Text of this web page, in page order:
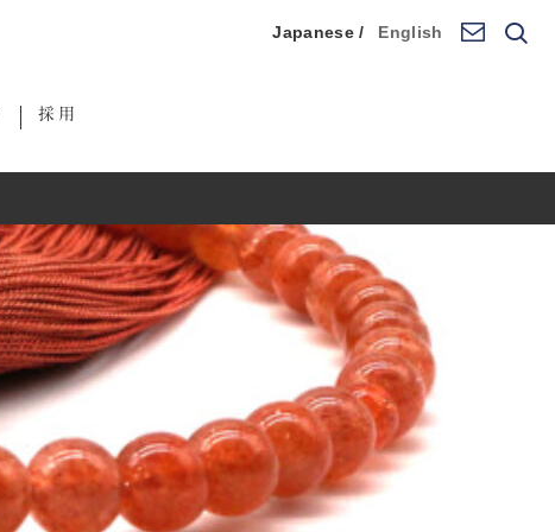
採用
Japanese / English